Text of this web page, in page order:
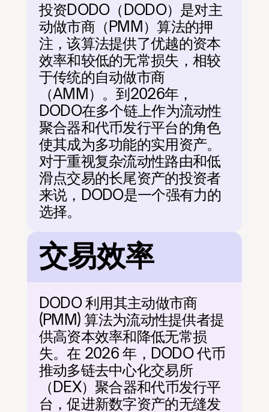
投资DODO（DODO）是对主
动做市商（PMM）算法的押
注，该算法提供了优越的资本
效率和较低的无常损失，相较
于传统的自动做市商
（AMM）。到2026年，
DODO在多个链上作为流动性
聚合器和代币发行平台的角色
使其成为多功能的实用资产。
对于重视复杂流动性路由和低
滑点交易的长尾资产的投资者
来说，DODO是一个强有力的
选择。
交易效率
DODO 利用其主动做市商
(PMM) 算法为流动性提供者提
供高资本效率和降低无常损
失。在 2026 年，DODO 代币
推动多链去中心化交易所
（DEX）聚合器和代币发行平
台，促进新数字资产的无缝发